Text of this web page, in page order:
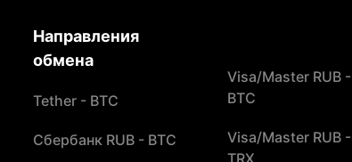
Направления
обмена
Tether - BTC
Сбербанк RUB - BTC
Visa/Master RUB -
BTC
Visa/Master RUB -
TRX